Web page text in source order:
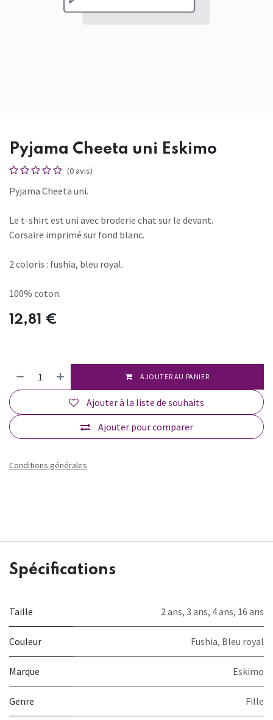
Pyjama Cheeta uni Eskimo
(0 avis)
Pyjama Cheeta uni.
Le t-shirt est uni avec broderie chat sur le devant.
Corsaire imprimé sur fond blanc.
2 coloris : fushia, bleu royal.
100% coton.
12,81 €
AJOUTER AU PANIER
Ajouter pour comparer
Ajouter à la liste de souhaits
Conditions générales
Spécifications
Taille 2 ans, 3 ans, 4 ans, 16 ans
Couleur Fushia, Bleu royal
Marque Eskimo
Genre Fille